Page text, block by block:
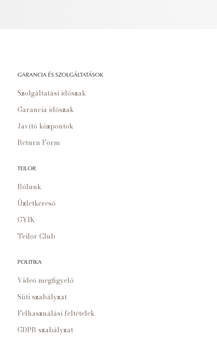
GARANCIA ÉS SZOLGÁLTATÁSOK
Szolgáltatási időszak
Garancia időszak
Javító központok
Return Form
TEILOR
Rólunk
Üzletkereső
GYIK
Teilor Club
POLITIKA
Videó megfigyelő
Süti szabályzat
Felhasználási feltételek
GDPR szabályzat